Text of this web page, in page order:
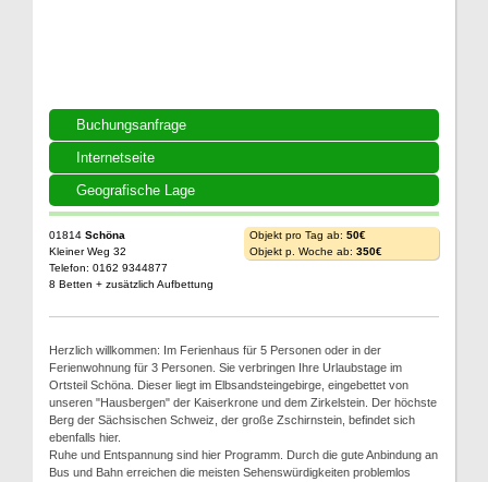
Buchungsanfrage
Internetseite
Geografische Lage
01814 Schöna
Kleiner Weg 32
Telefon: 0162 9344877
8 Betten + zusätzlich Aufbettung
Objekt pro Tag ab: 50€
Objekt p. Woche ab: 350€
Herzlich willkommen: Im Ferienhaus für 5 Personen oder in der
Ferienwohnung für 3 Personen. Sie verbringen Ihre Urlaubstage im
Ortsteil Schöna. Dieser liegt im Elbsandsteingebirge, eingebettet von
unseren "Hausbergen" der Kaiserkrone und dem Zirkelstein. Der höchste
Berg der Sächsischen Schweiz, der große Zschirnstein, befindet sich
ebenfalls hier.
Ruhe und Entspannung sind hier Programm. Durch die gute Anbindung an
Bus und Bahn erreichen die meisten Sehenswürdigkeiten problemlos